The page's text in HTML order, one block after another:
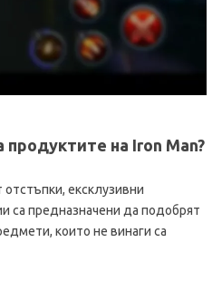
на Iron Man?
ексклузивни
са предназначени да подобрят
които не винаги са